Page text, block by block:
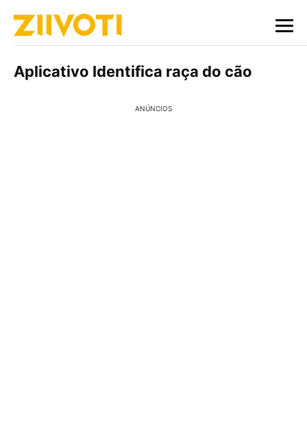
Aplicativo Identifica raça do cão
ANÚNCIOS